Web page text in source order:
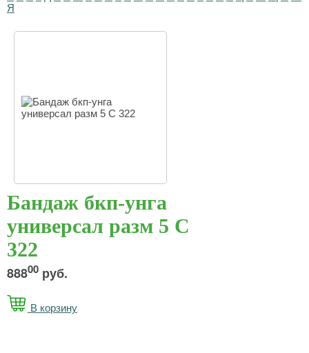
Я
Бандаж бкп-унга
универсал разм 5 С
322
88800 руб.
В корзину